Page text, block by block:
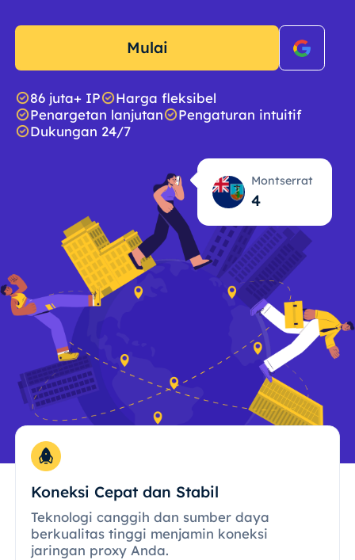
Mulai
86 juta+ IP
Harga fleksibel
Penargetan lanjutan
Pengaturan intuitif
Dukungan 24/7
Montserrat
4
Koneksi Cepat dan Stabil
Teknologi canggih dan sumber daya
berkualitas tinggi menjamin koneksi
jaringan proxy Anda.